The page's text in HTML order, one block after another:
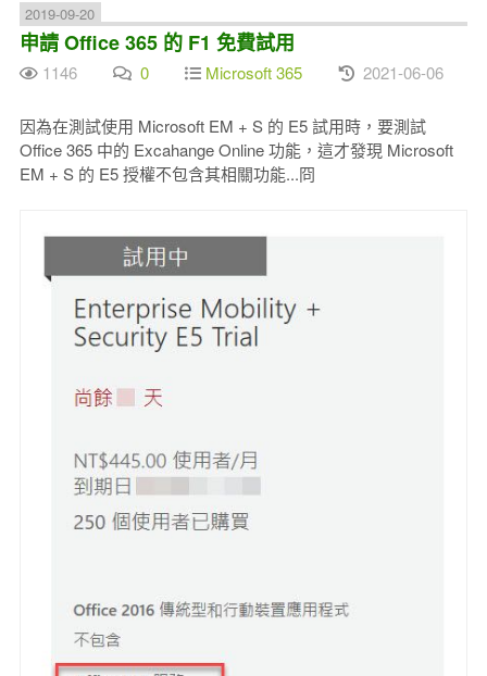
2019-09-20
申請 Office 365 的 F1 免費試用
1146 0 Microsoft 365 2021-06-06
因為在測試使用 Microsoft EM + S 的 E5 試用時，要測試
Office 365 中的 Excahange Online 功能，這才發現 Microsoft
EM + S 的 E5 授權不包含其相關功能...冏